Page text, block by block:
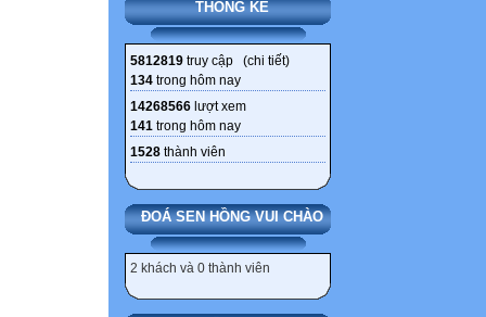
THỐNG KÊ
5812819 truy cập (chi tiết)
134 trong hôm nay
14268566 lượt xem
141 trong hôm nay
1528 thành viên
ĐOÁ SEN HỒNG VUI CHÀO
2 khách và 0 thành viên